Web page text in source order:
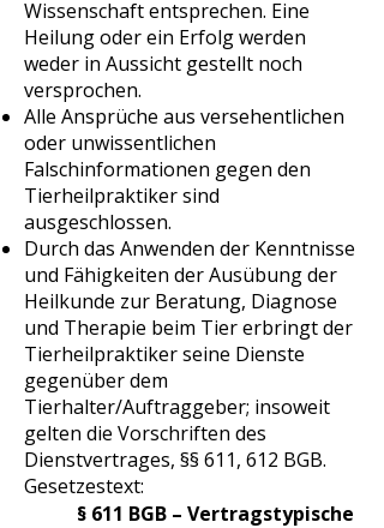
Wissenschaft entsprechen. Eine
Heilung oder ein Erfolg werden
weder in Aussicht gestellt noch
versprochen.
Alle Ansprüche aus versehentlichen
oder unwissentlichen
Falschinformationen gegen den
Tierheilpraktiker sind
ausgeschlossen.
Durch das Anwenden der Kenntnisse
und Fähigkeiten der Ausübung der
Heilkunde zur Beratung, Diagnose
und Therapie beim Tier erbringt der
Tierheilpraktiker seine Dienste
gegenüber dem
Tierhalter/Auftraggeber; insoweit
gelten die Vorschriften des
Dienstvertrages, §§ 611, 612 BGB.
Gesetzestext:
§ 611 BGB – Vertragstypische